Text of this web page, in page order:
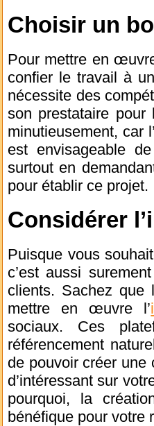
Choisir un
Pour mettre en
confier le travail à
nécessite des
son prestataire
minutieusement, car
est envisageable
surtout en
pour établir ce projet.
Considérer
Puisque vous
c’est aussi
clients. Sachez que
mettre en œuvre l’
sociaux. Ces
référencement
de pouvoir créer une
d’intéressant sur
pourquoi, la
bénéfique pour votre